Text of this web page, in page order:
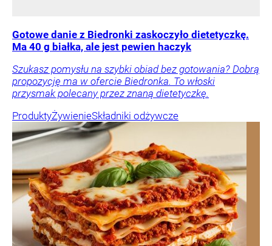
Gotowe danie z Biedronki zaskoczyło dietetyczkę.
Ma 40 g białka, ale jest pewien haczyk
Szukasz pomysłu na szybki obiad bez gotowania? Dobrą
propozycję ma w ofercie Biedronka. To włoski
przysmak polecany przez znaną dietetyczkę.
ProduktyŻywienieSkładniki odżywcze